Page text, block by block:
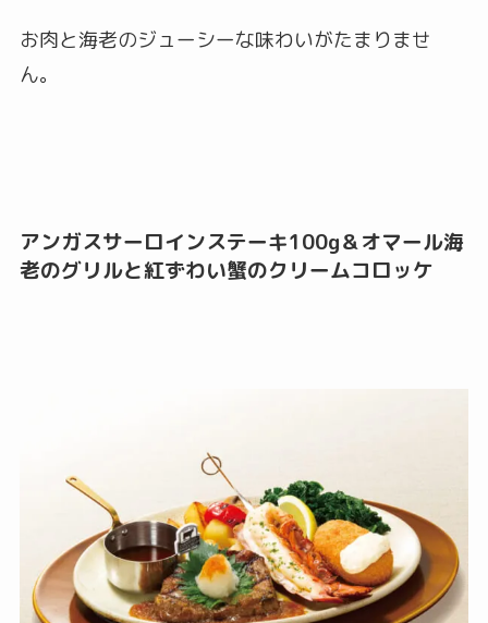
お肉と海老のジューシーな味わいがたまりませ
ん。
アンガスサーロインステーキ100g＆オマール海
老のグリルと紅ずわい蟹のクリームコロッケ